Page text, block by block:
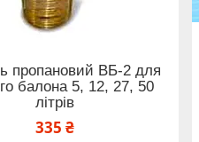
пропановий ВБ-2 для
балона 5, 12, 27, 50
літрів
335 ₴